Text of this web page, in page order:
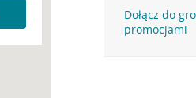
Dołącz do
promocjami